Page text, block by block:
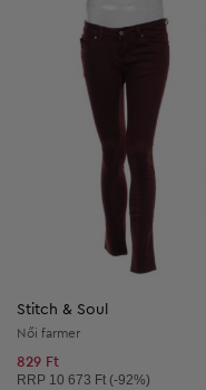
Stitch & Soul
Női farmer
829 Ft
Ajánlott ár:
RRP 10 673 Ft (-92%)